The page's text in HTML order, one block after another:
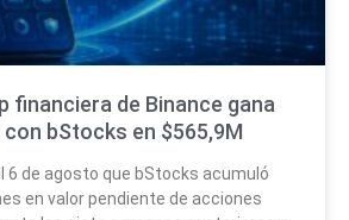
financiera de Binance gana
bStocks en $565,9M
6 de agosto que bStocks acumuló
en valor pendiente de acciones